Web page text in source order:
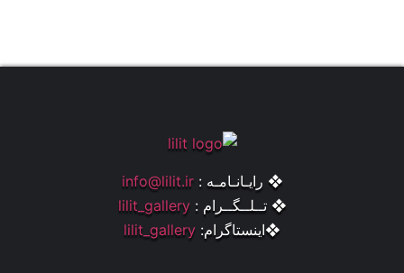
❖ رایـانـامـه : info@lilit.ir
❖ تــلــگــرام : lilit_gallery
❖اینستاگرام: lilit_gallery